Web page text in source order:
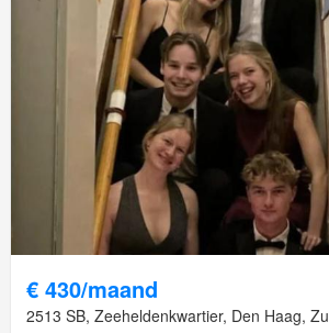
€ 430/maand
2513 SB, Zeeheldenkwartier, Den Haag,